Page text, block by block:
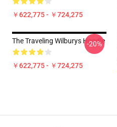
￥622,775 - ￥724,275
The Traveling Wilburys Hoodie
￥622,775 - ￥724,275
-20%